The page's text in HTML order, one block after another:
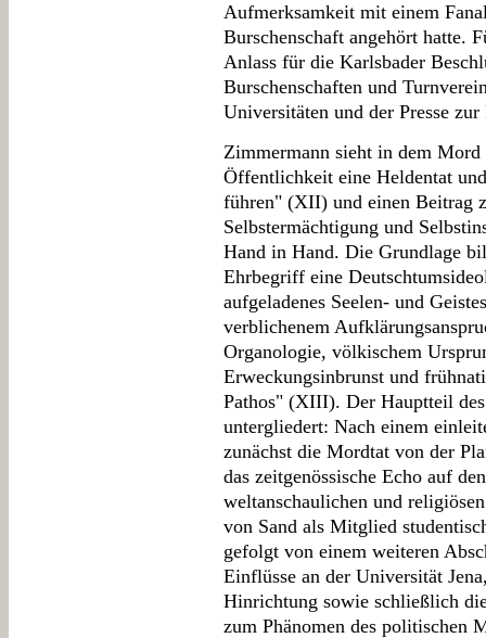
Aufmerksamkeit mit einem
Burschenschaft angehört hatte.
Anlass für die Karlsbader
Burschenschaften und
Universitäten und der Presse
Zimmermann sieht in dem
Öffentlichkeit eine Heldentat
führen" (XII) und einen Beitrag
Selbstermächtigung und
Hand in Hand. Die Grundlage
Ehrbegriff eine
aufgeladenes Seelen- und
verblichenem
Organologie, völkischem
Erweckungsinbrunst und
Pathos" (XIII). Der Hauptteil
untergliedert: Nach einem
zunächst die Mordtat von der
das zeitgenössische Echo auf
weltanschaulichen und
von Sand als Mitglied
gefolgt von einem weiteren
Einflüsse an der Universität
Hinrichtung sowie schließlich
zum Phänomen des politischen